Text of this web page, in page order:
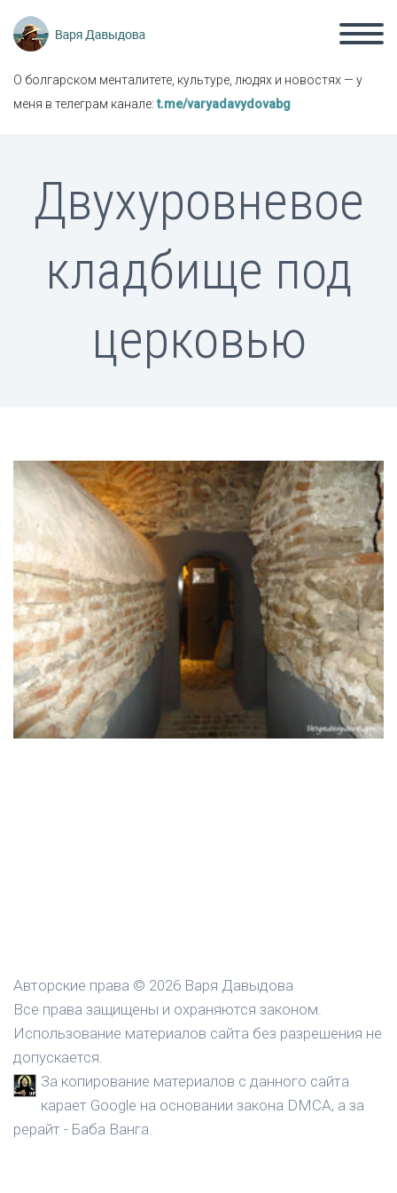
О болгарском менталитете, культуре, людях и новостях — у
меня в телеграм канале:t.me/varyadavydovabg
Двухуровневое
кладбище под
церковью
Авторские права © 2026 Варя Давыдова
Все права защищены и охраняются законом.
Использование материалов сайта без разрешения не
допускается.
За копирование материалов с данного сайта
карает Google на основании закона DMCA, а за
рерайт - Баба Ванга.